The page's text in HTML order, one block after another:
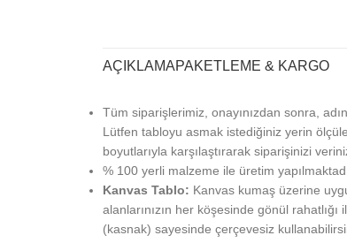
AÇIKLAMAPAKETLEME & KARGO
Tüm siparişlerimiz, onayınızdan sonra,
Lütfen tabloyu asmak istediğiniz yerin
boyutlarıyla karşılaştırarak siparişinizi
% 100 yerli malzeme ile üretim
Kanvas Tablo: Kanvas kumaş üzerine
alanlarınızın her köşesinde gönül
(kasnak) sayesinde çerçevesiz